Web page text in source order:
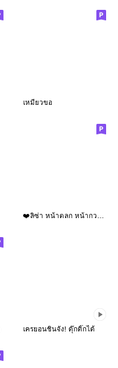
เหมียวขอ
เครยอนชินจัง! ดุ๊กดิ๊กได้